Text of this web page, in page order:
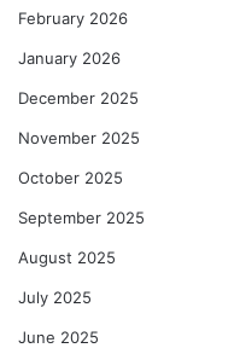
February 2026
January 2026
December 2025
November 2025
October 2025
September 2025
August 2025
July 2025
June 2025